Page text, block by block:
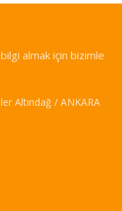
almak için bizimle
Altındağ / ANKARA